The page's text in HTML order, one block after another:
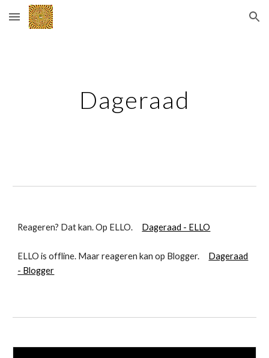
Skip to main content Skip to navigation
Dageraad
Reageren? Dat kan. Op ELLO. Dageraad - ELLO
ELLO is offline. Maar reageren kan op Blogger. Dageraad
- Blogger